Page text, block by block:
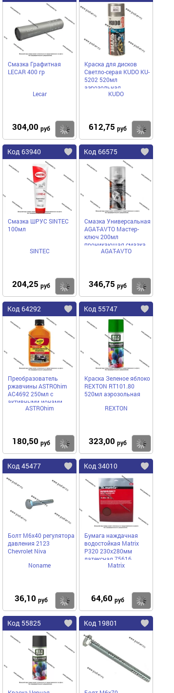
Смазка Графитная
LECAR 400 гр
Lecar
304,00 руб Купить
Краска для дисков
Светло-серая KUDO KU-
5202 520мл
аэрозольная
KUDO
612,75 руб
Код 63940
Смазка ШРУС SINTEC
100мл
SINTEC
204,25 руб Купить
Код 66575
Смазка Универсальная
AGAT-AVTO Мастер-
ключ 200мл
проникающая смазка
аэрозоль SL0305
AGAT-AVTO
346,75 руб
Код 64292
Преобразователь
ржавчины ASTROhim
AC4692 250мл с
активными ионами
ASTROhim
180,50 руб Купить
Код 55747
Краска Зеленое яблоко
REXTON RT101.80
520мл аэрозольная
REXTON
323,00 руб
Код 45477
Болт М6х40 регулятора
давления 2123
Chevrolet Niva
Noname
36,10 руб Купить
Код 34010
Бумага наждачная
водостойкая Matrix
P320 230х280мм
латексная 75616
Matrix
64,60 руб
Код 55825 Код 19801